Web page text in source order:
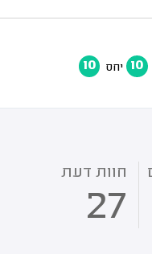
10 יחס 10
חוות דעת
27